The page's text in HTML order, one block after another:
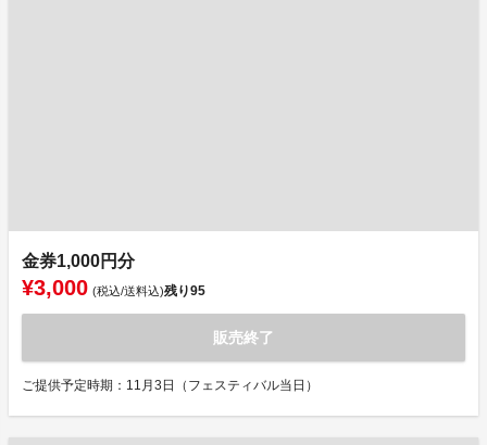
金券1,000円分
¥3,000 (税込/送料込)残り95
販売終了
ご提供予定時期：11月3日（フェスティバル当日）